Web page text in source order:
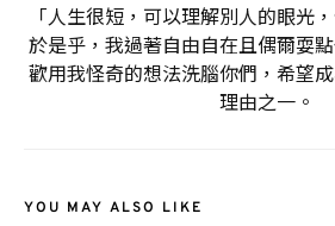
「人生很短，可以理解別人的眼光
於是乎，我過著自由自在且偶爾耍
歡用我怪奇的想法洗腦你們，希望
理由之一。
YOU MAY ALSO LIKE